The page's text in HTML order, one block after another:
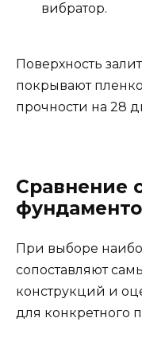
вибратор.
Поверхность
покрывают
прочности на 28
Сравнение
При выборе
сопоставляют
конструкций и
для конкретного